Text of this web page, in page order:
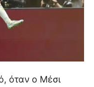
όταν ο Μέσι